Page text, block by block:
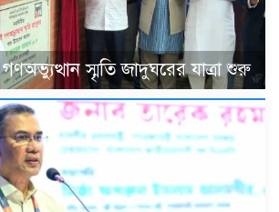
স্মৃতি জাদুঘরের যাত্রা শুরু